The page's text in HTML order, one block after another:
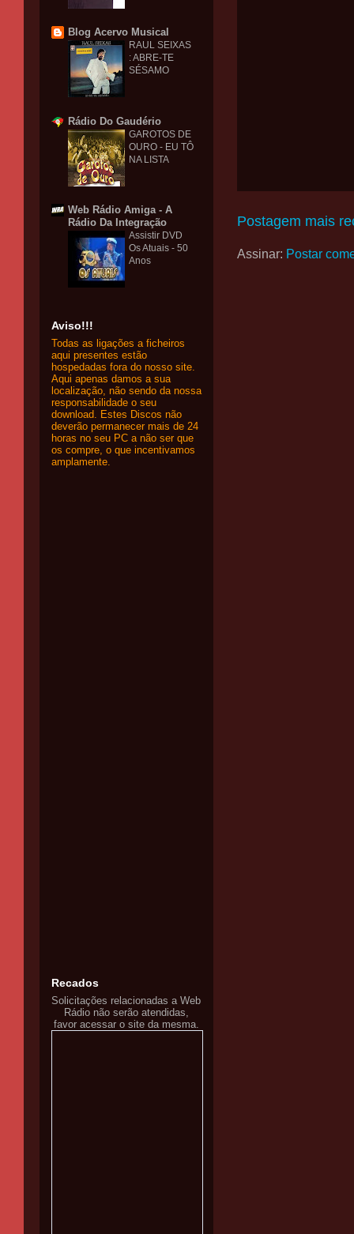
Postagem mais
Assinar: Postar
Blog Acervo Musical
RAUL SEIXAS
: ABRE-TE
SÉSAMO
Rádio Do Gaudério
GAROTOS DE
OURO - EU TÔ
NA LISTA
Web Rádio Amiga - A
Rádio Da Integração
Assistir DVD
Os Atuais - 50
Anos
Aviso!!!
Todas as ligações a ficheiros
aqui presentes estão
hospedadas fora do nosso site.
Aqui apenas damos a sua
localização, não sendo da nossa
responsabilidade o seu
download. Estes Discos não
deverão permanecer mais de 24
horas no seu PC a não ser que
os compre, o que incentivamos
amplamente.
Recados
Solicitações relacionadas a Web
Rádio não serão atendidas,
favor acessar o site da mesma.